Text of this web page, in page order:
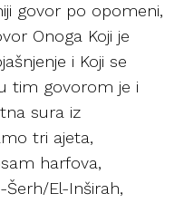
govor po opomeni,
Onoga Koji je
i Koji se
tim govorom je i
sura iz
tri ajeta,
harfova,
El-Inširah,